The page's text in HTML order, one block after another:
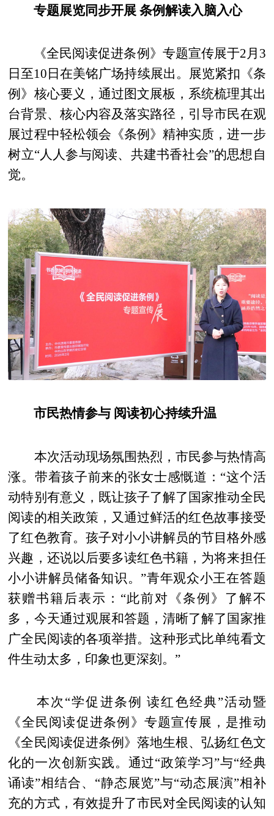
专题展览同步开展 条例解读入脑入心
《全民阅读促进条例》专题宣传展于2月3
日至10日在美铭广场持续展出。展览紧扣《条
例》核心要义，通过图文展板，系统梳理其出
台背景、核心内容及落实路径，引导市民在观
展过程中轻松领会《条例》精神实质，进一步
树立“人人参与阅读、共建书香社会”的思想自
觉。
市民热情参与 阅读初心持续升温
本次活动现场氛围热烈，市民参与热情高
涨。带着孩子前来的张女士感慨道：“这个活
动特别有意义，既让孩子了解了国家推动全民
阅读的相关政策，又通过鲜活的红色故事接受
了红色教育。孩子对小小讲解员的节目格外感
兴趣，还说以后要多读红色书籍，为将来担任
小小讲解员储备知识。”青年观众小王在答题
获赠书籍后表示：“此前对《条例》了解不
多，今天通过观展和答题，清晰了解了国家推
广全民阅读的各项举措。这种形式比单纯看文
件生动太多，印象也更深刻。”
本次“学促进条例 读红色经典”活动暨
《全民阅读促进条例》专题宣传展，是推动
《全民阅读促进条例》落地生根、弘扬红色文
化的一次创新实践。通过“政策学习”与“经典
诵读”相结合、“静态展览”与“动态展演”相补
充的方式，有效提升了市民对全民阅读的认知